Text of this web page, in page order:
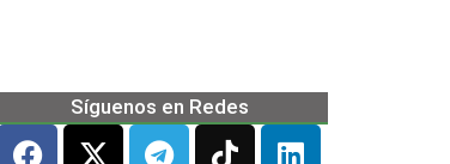
Síguenos en Redes